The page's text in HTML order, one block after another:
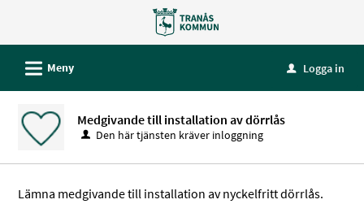
tjänster
Tranås
kommun
L Meny u Logga in
Medgivande till installation av dörrlås
Den här tjänsten kräver inloggning
Lämna medgivande till installation av nyckelfritt dörrlås.